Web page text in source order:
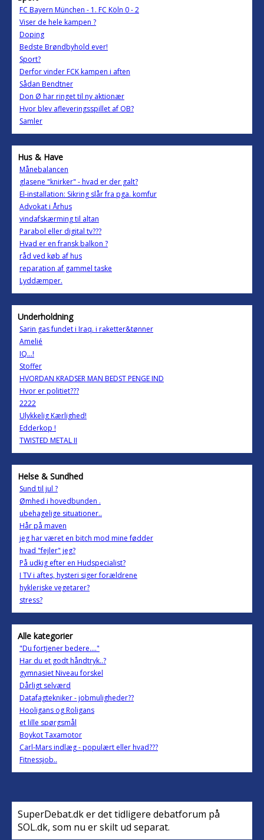
FC Bayern München - 1. FC Köln 0 - 2
Viser de hele kampen ?
Doping
Bedste Brøndbyhold ever!
Sport?
Derfor vinder FCK kampen i aften
Sådan Bendtner
Don Ø har ringet til ny aktionær
Hvor blev afleveringsspillet af OB?
Samler
Hus & Have
Månebalancen
glasene "knirker" - hvad er der galt?
El-installation: Sikring slår fra pga. komfur
Advokat i Århus
vindafskærming til altan
Parabol eller digital tv???
Hvad er en fransk balkon ?
råd ved køb af hus
reparation af gammel taske
Lyddæmper.
Underholdning
Sarin gas fundet i Iraq. i raketter&tønner
Amelié
IQ...!
Stoffer
HVORDAN KRADSER MAN BEDST PENGE IND
Hvor er politiet???
2222
Ulykkelig Kærlighed!
Edderkop !
TWISTED METAL II
Helse & Sundhed
Sund til jul ?
Ømhed i hovedbunden .
ubehagelige situationer..
Hår på maven
jeg har været en bitch mod mine fødder
hvad "fejler" jeg?
På udkig efter en Hudspecialist?
I TV i aftes, hysteri siger forældrene
hykleriske vegetarer?
stress?
Alle kategorier
"Du fortjener bedere...."
Har du et godt håndtryk..?
gymnasiet Niveau forskel
Dårligt selværd
Datafagtekniker - jobmuligheder??
Hooligans og Roligans
et lille spørgsmål
Boykot Taxamotor
Carl-Mars indlæg - populært eller hvad???
Fitnessjob..
SuperDebat.dk er det tidligere debatforum på
SOL.dk, som nu er skilt ud separat.